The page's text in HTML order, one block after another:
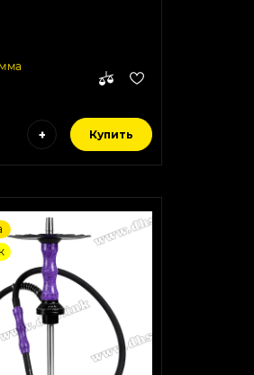
+ Купить